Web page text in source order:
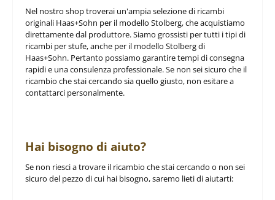
Nel nostro shop troverai un'ampia selezione di ricambi
originali Haas+Sohn per il modello Stolberg, che acquistiamo
direttamente dal produttore. Siamo grossisti per tutti i tipi di
ricambi per stufe, anche per il modello Stolberg di
Haas+Sohn. Pertanto possiamo garantire tempi di consegna
rapidi e una consulenza professionale. Se non sei sicuro che il
ricambio che stai cercando sia quello giusto, non esitare a
contattarci personalmente.
Hai bisogno di aiuto?
Se non riesci a trovare il ricambio che stai cercando o non sei
sicuro del pezzo di cui hai bisogno, saremo lieti di aiutarti: